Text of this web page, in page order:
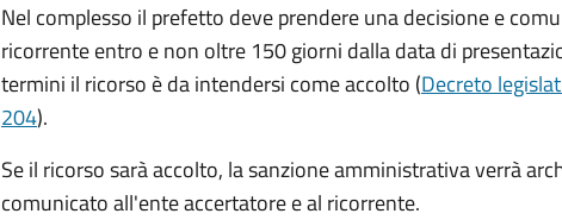
Nel complesso il prefetto deve prendere una decisione e
ricorrente entro e non oltre 150 giorni dalla data di
termini il ricorso è da intendersi come accolto (Decreto
204).
Se il ricorso sarà accolto, la sanzione amministrativa verrà
comunicato all'ente accertatore e al ricorrente.